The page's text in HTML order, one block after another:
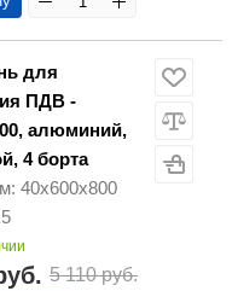
для
ПДВ -
алюминий,
4 борта
40х600х800
5 110 руб.